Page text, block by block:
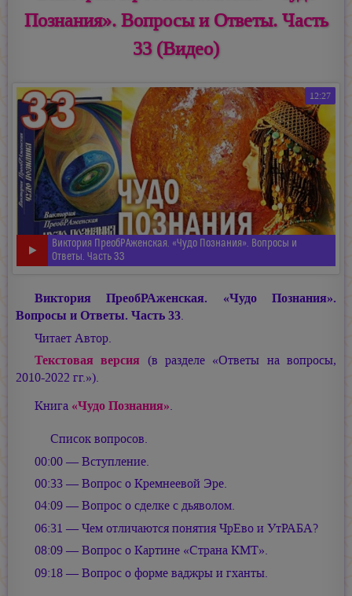
Познания». Вопросы и Ответы. Часть
33 (Видео)
12:27
Виктория ПреобРАженская. «Чудо Познания». Вопросы и
Ответы. Часть 33
Виктория ПреобРАженская. «Чудо Познания».
Вопросы и Ответы. Часть 33.
Читает Автор.
Текстовая версия (в разделе «Ответы на вопросы,
2010-2022 гг.»).
Книга «Чудо Познания».
Список вопросов.
00:00 — Вступление.
00:33 — Вопрос о Кремнеевой Эре.
04:09 — Вопрос о сделке с дьяволом.
06:31 — Чем отличаются понятия ЧрЕво и УтРАБА?
08:09 — Вопрос о Картине «Страна КМТ».
09:18 — Вопрос о форме ваджры и гханты.